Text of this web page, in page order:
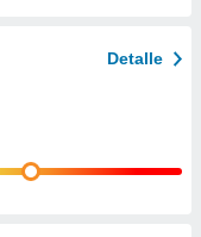
Detalle